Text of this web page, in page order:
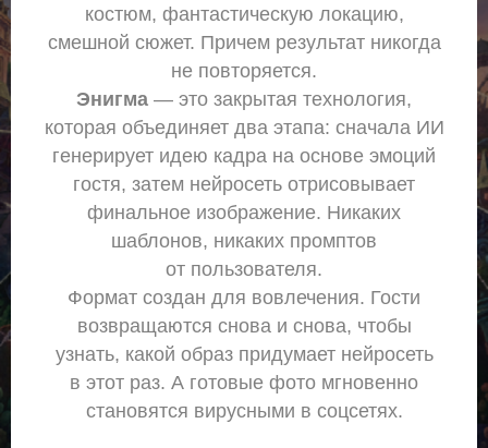
костюм, фантастическую локацию,
смешной сюжет. Причем результат никогда
не повторяется.
Энигма — это закрытая технология,
которая объединяет два этапа: сначала ИИ
генерирует идею кадра на основе эмоций
гостя, затем нейросеть отрисовывает
финальное изображение. Никаких
шаблонов, никаких промптов
от пользователя.
Формат создан для вовлечения. Гости
возвращаются снова и снова, чтобы
узнать, какой образ придумает нейросеть
в этот раз. А готовые фото мгновенно
становятся вирусными в соцсетях.